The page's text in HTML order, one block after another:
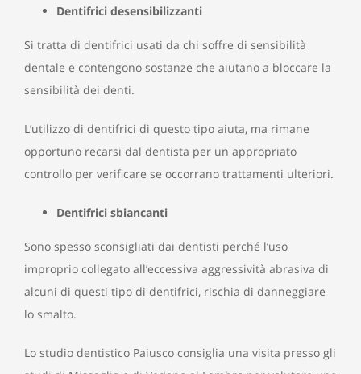
Dentifrici desensibilizzanti
Si tratta di dentifrici usati da chi soffre di sensibilità
dentale e contengono sostanze che aiutano a bloccare la
sensibilità dei denti.
L’utilizzo di dentifrici di questo tipo aiuta, ma rimane
opportuno recarsi dal dentista per un appropriato
controllo per verificare se occorrano trattamenti ulteriori.
Dentifrici sbiancanti
Sono spesso sconsigliati dai dentisti perché l’uso
improprio collegato all’eccessiva aggressività abrasiva di
alcuni di questi tipo di dentifrici, rischia di danneggiare
lo smalto.
Lo studio dentistico Paiusco consiglia una visita presso gli